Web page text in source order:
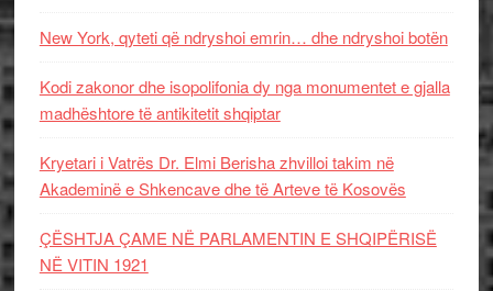
New York, qyteti që ndryshoi emrin… dhe ndryshoi botën
Kodi zakonor dhe isopolifonia dy nga monumentet e gjalla
madhështore të antikitetit shqiptar
Kryetari i Vatrës Dr. Elmi Berisha zhvilloi takim në
Akademinë e Shkencave dhe të Arteve të Kosovës
ÇËSHTJA ÇAME NË PARLAMENTIN E SHQIPËRISË
NË VITIN 1921